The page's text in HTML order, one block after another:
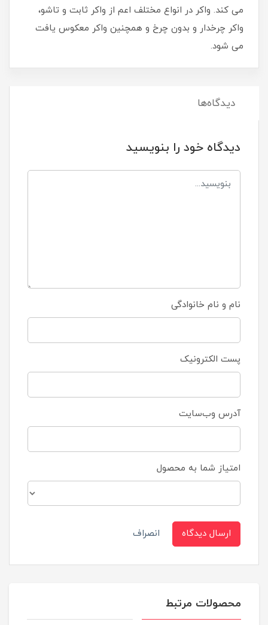
می کند. واکر در انواع مختلف اعم از واکر ثابت و تاشو،
واکر چرخدار و بدون چرخ و همچنین واکر معکوس یافت
می شود.
دیدگاه‌ها
دیدگاه خود را بنویسید
نام و نام خانوادگی
پست الکترونیک
آدرس وب‌سایت
امتیاز شما به محصول
ارسال دیدگاه انصراف
محصولات مرتبط